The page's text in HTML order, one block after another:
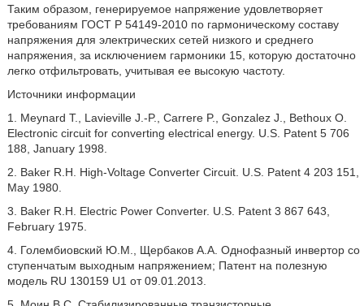
Таким образом, генерируемое напряжение удовлетворяет
требованиям ГОСТ Р 54149-2010 по гармоническому составу
напряжения для электрических сетей низкого и среднего
напряжения, за исключением гармоники 15, которую достаточно
легко отфильтровать, учитывая ее высокую частоту.
Источники информации
1. Meynard Т., Lavieville J.-P., Carrere P., Gonzalez J., Bethoux О.
Electronic circuit for converting electrical energy. U.S. Patent 5 706
188, January 1998.
2. Baker R.H. High-Voltage Converter Circuit. U.S. Patent 4 203 151,
May 1980.
3. Baker R.H. Electric Power Converter. U.S. Patent 3 867 643,
February 1975.
4. Голембиовский Ю.М., Щербаков A.A. Однофазный инвертор со
ступенчатым выходным напряжением; Патент на полезную
модель RU 130159 U1 от 09.01.2013.